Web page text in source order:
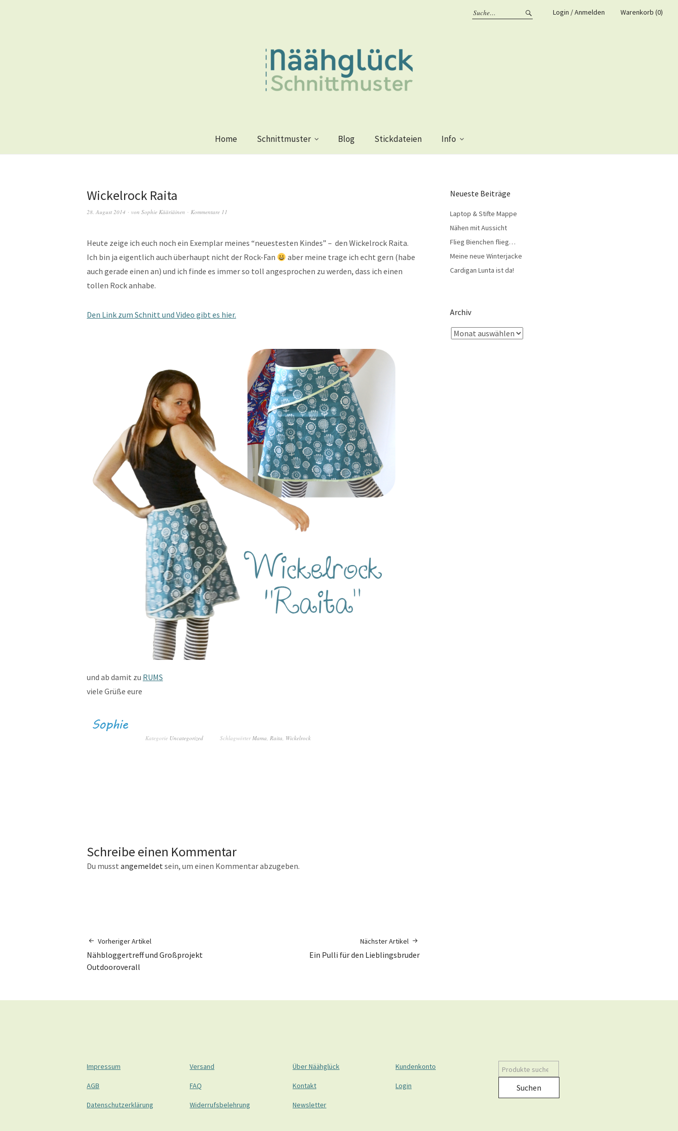
Login / Anmelden Warenkorb (0)
Home Schnittmuster Blog Stickdateien Info
Wickelrock Raita
28. August 2014 von Sophie Kääriäinen Kommentare 11
Heute zeige ich euch noch ein Exemplar meines “neuestesten Kindes” – den Wickelrock Raita.
Ich bin ja eigentlich auch überhaupt nicht der Rock-Fan
aber meine trage ich echt gern (habe
auch gerade einen an) und ich finde es immer so toll angesprochen zu werden, dass ich einen
tollen Rock anhabe.
Den Link zum Schnitt und Video gibt es hier.
und ab damit zu RUMS
viele Grüße eure
Kategorie Uncategorized SchlagwörterMama, Raita, Wickelrock
Schreibe einen Kommentar
Du musst angemeldetsein, um einen Kommentar abzugeben.
Vorheriger Artikel
Nähbloggertreff und Großprojekt
Outdooroverall
Nächster Artikel
Ein Pulli für den Lieblingsbruder
Neueste Beiträge
Laptop & Stifte Mappe
Nähen mit Aussicht
Flieg Bienchen flieg…
Meine neue Winterjacke
Cardigan Lunta ist da!
Archiv
Impressum
AGB
Datenschutzerklärung
Versand
FAQ
Widerrufsbelehrung
Über Näähglück
Kontakt
Newsletter
Kundenkonto
Login Suchen